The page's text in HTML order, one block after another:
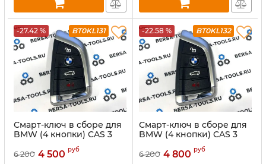
-27.42 % BT0KL131
Смарт-ключ в сборе для
BMW (4 кнопки) CAS 3
434 mhz, чип 7945,
бесключевой доступ
6 200 4 500 руб
-22.58 % BT0KL132
Смарт-ключ в сборе для
BMW (4 кнопки) CAS 3
434 mhz, чип 7953,
бесключевой доступ
6 200 4 800 руб